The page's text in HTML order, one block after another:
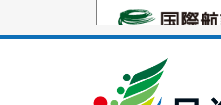
ラ
枚
1